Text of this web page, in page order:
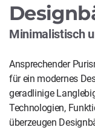
Minimalistisch
Ansprechender
für ein modernes
geradlinige
Technologien,
überzeugen